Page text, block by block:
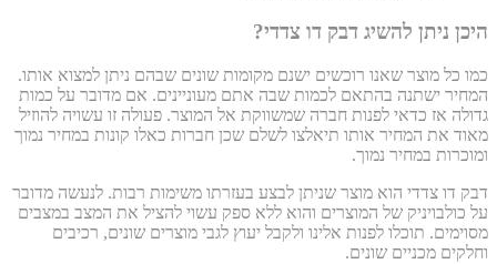
היכן ניתן להשיג דבק דו צדדי?
כמו כל מוצר שאנו רוכשים ישנם מקומות שונים שבהם ניתן למצוא אותו.
המחיר ישתנה בהתאם לכמות שבה אתם מעוניינים. אם מדובר על כמות
גדולה אז כדאי לפנות חברה שמשווקת אל המוצר. פעולה זו עשויה להוזיל
מאוד את המחיר אותו תיאלצו לשלם שכן חברות כאלו קונות במחיר נמוך
ומוכרות במחיר נמוך.
דבק דו צדדי הוא מוצר שניתן לבצע בעזרתו משימות רבות. לנעשה מדובר
על כולבויניק של המוצרים והוא ללא ספק עשוי להציל את המצב במצבים
מסוימים. תוכלו לפנות אלינו ולקבל יעוץ לגבי מוצרים שונים, רכיבים
וחלקים מכניים שונים.